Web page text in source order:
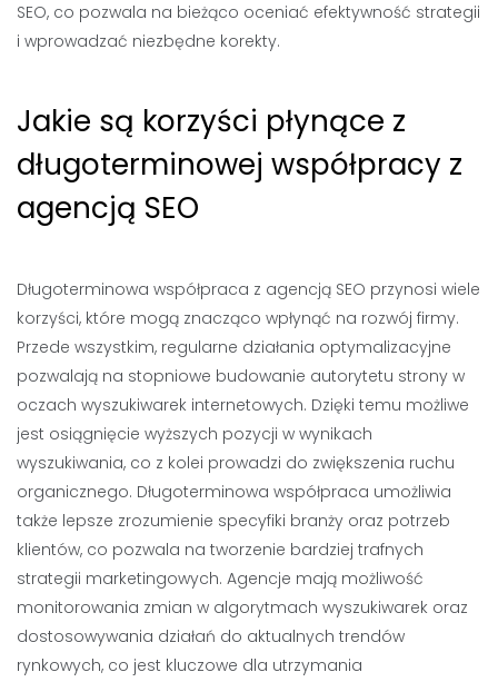
SEO, co pozwala na bieżąco oceniać efektywność strategii
i wprowadzać niezbędne korekty.
Jakie są korzyści płynące z
długoterminowej współpracy z
agencją SEO
Długoterminowa współpraca z agencją SEO przynosi wiele
korzyści, które mogą znacząco wpłynąć na rozwój firmy.
Przede wszystkim, regularne działania optymalizacyjne
pozwalają na stopniowe budowanie autorytetu strony w
oczach wyszukiwarek internetowych. Dzięki temu możliwe
jest osiągnięcie wyższych pozycji w wynikach
wyszukiwania, co z kolei prowadzi do zwiększenia ruchu
organicznego. Długoterminowa współpraca umożliwia
także lepsze zrozumienie specyfiki branży oraz potrzeb
klientów, co pozwala na tworzenie bardziej trafnych
strategii marketingowych. Agencje mają możliwość
monitorowania zmian w algorytmach wyszukiwarek oraz
dostosowywania działań do aktualnych trendów
rynkowych, co jest kluczowe dla utrzymania